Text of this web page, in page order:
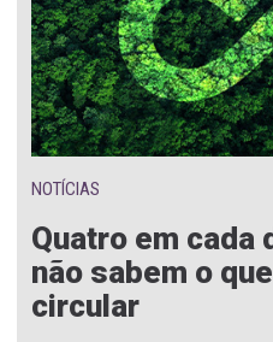
NOTÍCIAS
Quatro em
não sabem o
circular